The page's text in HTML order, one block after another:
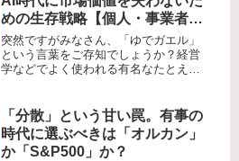
り...
めの生存戦略【個人・事業者向
け】
突然ですがみなさん、「ゆでガエル」
という言葉をご存知でしょうか？経営
学などでよく使われる有名なたとえ話
なか気づけない」という現象を指しま
す。カエルを冷たい水の入った鍋に入
れ...
「分散」という甘い罠。有事の
時代に選ぶべきは「オルカン」
か「S&P500」か？